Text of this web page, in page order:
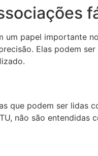
um papel importante
Elas podem
que podem ser lidas
não são